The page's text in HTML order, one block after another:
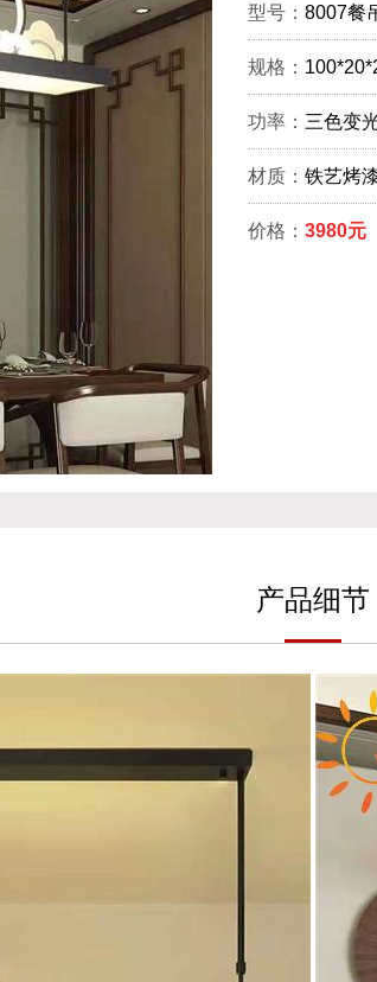
型号： 8007餐
规格：
功率： 三色变
材质： 铁艺烤
价格： 3980元
产品细节